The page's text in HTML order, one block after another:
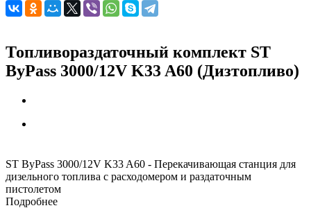
Топливораздаточный комплект ST
ByPass 3000/12V K33 A60 (Дизтопливо)
ST ByPass 3000/12V K33 A60 - Перекачивающая станция для
дизельного топлива с расходомером и раздаточным
пистолетом
Подробнее